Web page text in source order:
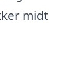
midt